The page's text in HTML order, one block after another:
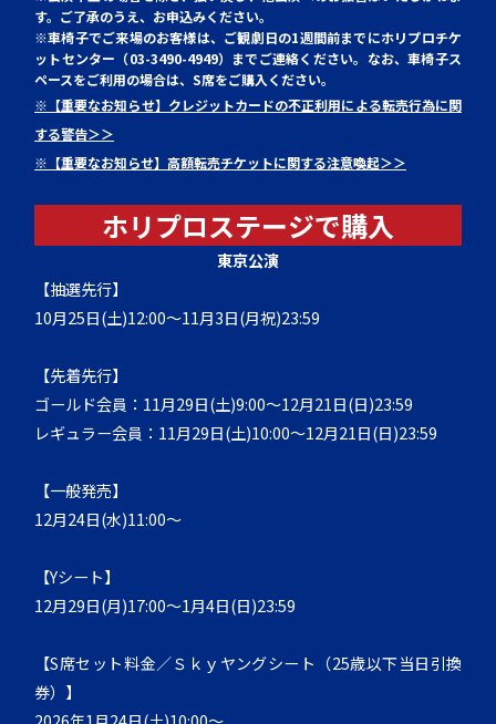
す。ご了承のうえ、お申込みください。
※車椅子でご来場のお客様は、ご観劇日の1週間前までにホリプロチケ
ットセンター（03-3490-4949）までご連絡ください。なお、車椅子ス
ペースをご利用の場合は、S席をご購入ください。
※【重要なお知らせ】クレジットカードの不正利用による転売行為に関
する警告＞＞
※【重要なお知らせ】高額転売チケットに関する注意喚起＞＞
ホリプロステージで購入
東京公演
【抽選先行】
10月25日(土)12:00～11月3日(月祝)23:59
【先着先行】
ゴールド会員：11月29日(土)9:00～12月21日(日)23:59
レギュラー会員：11月29日(土)10:00～12月21日(日)23:59
【一般発売】
12月24日(水)11:00～
【Yシート】
12月29日(月)17:00～1月4日(日)23:59
【S席セット料金／Ｓｋｙヤングシート（25歳以下当日引換
券）】